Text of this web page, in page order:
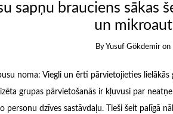
sapņu brauciens sākas
un
By Yusuf Gökdemir on
noma: Viegli un ērti pārvietojieties
grupas pārvietošanās ir kļuvusi par
personu dzīves sastāvdaļu. Tieši šeit palīgā